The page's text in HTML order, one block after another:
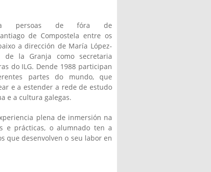
persoas de fóra de
de Compostela entre os
a dirección de María López-
de la Granja como secretaria
do ILG. Dende 1988 participan
partes do mundo, que
e a estender a rede de estudo
e a cultura galegas.
plena de inmersión na
e prácticas, o alumnado ten a
que desenvolven o seu labor en